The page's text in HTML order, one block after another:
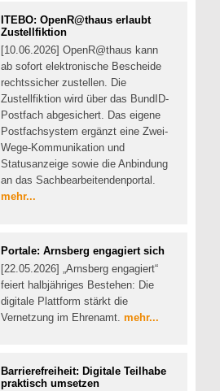
ITEBO: OpenR@thaus erlaubt
Zustellfiktion
[10.06.2026] OpenR@thaus kann
ab sofort elektronische Bescheide
rechtssicher zustellen. Die
Zustellfiktion wird über das BundID-
Postfach abgesichert. Das eigene
Postfachsystem ergänzt eine Zwei-
Wege-Kommunikation und
Statusanzeige sowie die Anbindung
an das Sachbearbeitendenportal.
mehr...
Portale: Arnsberg engagiert sich
[22.05.2026] „Arnsberg engagiert“
feiert halbjähriges Bestehen: Die
digitale Plattform stärkt die
Vernetzung im Ehrenamt. mehr...
Barrierefreiheit: Digitale Teilhabe
praktisch umsetzen